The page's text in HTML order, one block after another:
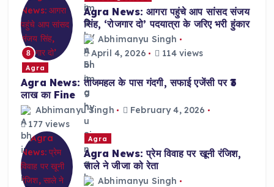
8
Agra News: आगरा पहुंचे आप सांसद संजय
सिंह, ‘रोजगार दो’ पदयात्रा के जरिए भरी हुंकार
Abhimanyu Singh
April 4, 2026
114 views
Agra
Agra News: ताजमहल के पास गंदगी, सफाई एजेंसी पर ₹3
लाख का Fine
Abhimanyu Singh
February 4, 2026
177 views
Agra
Agra News: प्रेम विवाह पर खूनी रंजिश,
साले ने जीजा को रेता
Abhimanyu Singh